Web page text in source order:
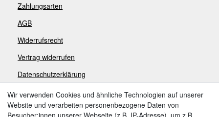
Zahlungsarten
AGB
Widerrufsrecht
Vertrag widerrufen
Datenschutzerklärung
Impressum
Wir verwenden Cookies und ähnliche Technologien auf unserer
Website und verarbeiten personenbezogene Daten von
Besucher:innen unserer Webseite (z.B. IP-Adresse), um z.B.